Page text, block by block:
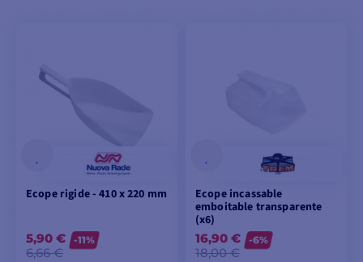
Ecope rigide - 410 x 220 mm
5,90 €
6,66 €
-11%
Ecope incassable
emboitable transparente
(x6)
16,90 €
18,00 €
-6%